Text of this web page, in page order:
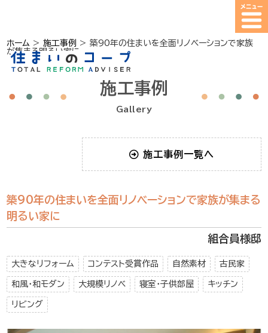
ホーム >施工事例 >築90年の住まいを全面リノベーションで家族
が集まる明るい家に
施工事例
Gallery
施工事例一覧へ
築90年の住まいを全面リノベーションで家族が集まる
明るい家に
組合員様邸
大きなリフォーム コンテスト受賞作品 自然素材 古民家
和風・和モダン 大規模リノベ 寝室・子供部屋 キッチン
リビング